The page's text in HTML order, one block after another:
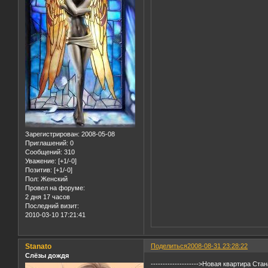
Зарегистрирован: 2008-05-08
Приглашений: 0
Сообщений: 310
Уважение: [+1/-0]
Позитив: [+1/-0]
Пол: Женский
Провел на форуме:
2 дня 17 часов
Последний визит:
2010-03-10 17:21:41
Поделиться2008-08-31 23:28:22
Stanato
Слёзы дождя
-------------------->Новая квартира